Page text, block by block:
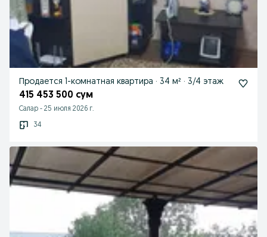
Продается 1-комнатная квартира · 34 м² · 3/4 этаж
415 453 500 сум
Салар - 25 июля 2026 г.
34